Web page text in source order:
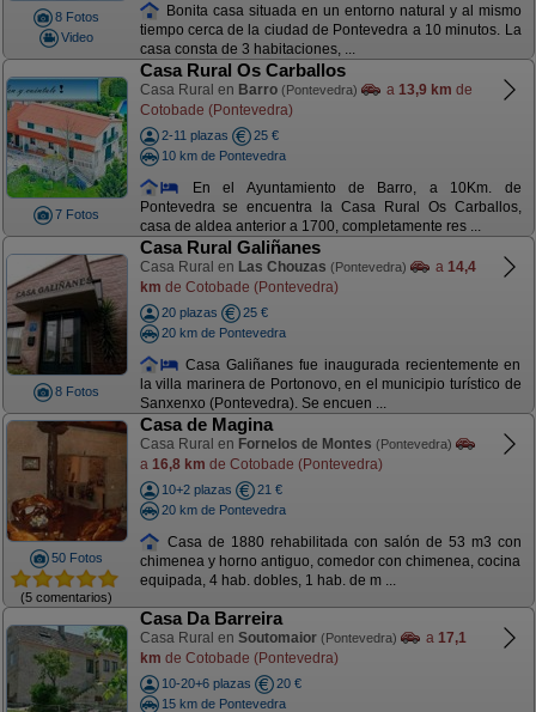
8 Fotos
Video
Bonita casa situada en un entorno natural y al mismo
tiempo cerca de la ciudad de Pontevedra a 10 minutos. La
casa consta de 3 habitaciones, ...
7 Fotos
Casa Rural Os Carballos
Casa Rural en Barro (Pontevedra) a 13,9 km de
Cotobade (Pontevedra)
2-11 plazas
25 €
10 km de Pontevedra
En el Ayuntamiento de Barro, a 10Km. de
Pontevedra se encuentra la Casa Rural Os Carballos,
casa de aldea anterior a 1700, completamente res ...
8 Fotos
Casa Rural Galiñanes
Casa Rural en Las Chouzas (Pontevedra) a 14,4
km de Cotobade (Pontevedra)
20 plazas
25 €
20 km de Pontevedra
Casa Galiñanes fue inaugurada recientemente en
la villa marinera de Portonovo, en el municipio turístico de
Sanxenxo (Pontevedra). Se encuen ...
50 Fotos
(5 comentarios)
Casa de Magina
Casa Rural en Fornelos de Montes (Pontevedra)
a 16,8 km de Cotobade (Pontevedra)
10+2 plazas
21 €
20 km de Pontevedra
Casa de 1880 rehabilitada con salón de 53 m3 con
chimenea y horno antiguo, comedor con chimenea, cocina
equipada, 4 hab. dobles, 1 hab. de m ...
Casa Da Barreira
Casa Rural en Soutomaior (Pontevedra) a 17,1
km de Cotobade (Pontevedra)
10-20+6 plazas
20 €
15 km de Pontevedra